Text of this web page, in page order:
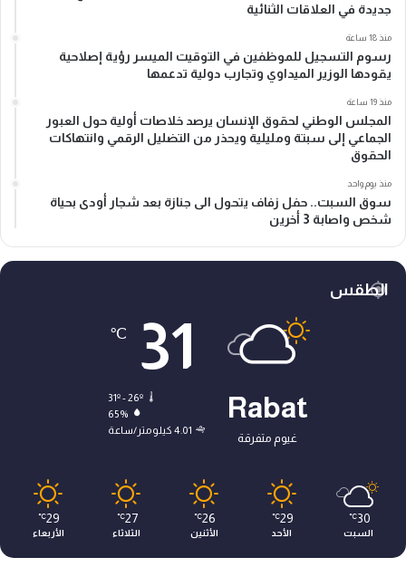
جديدة في العلاقات الثنائية
منذ 18 ساعة
رسوم التسجيل للموظفين في التوقيت الميسر رؤية إصلاحية
يقودها الوزير الميداوي وتجارب دولية تدعمها
منذ 19 ساعة
المجلس الوطني لحقوق الإنسان يرصد خلاصات أولية حول العبور
الجماعي إلى سبتة ومليلية ويحذر من التضليل الرقمي وانتهاكات
الحقوق
منذ يوم واحد
سوق السبت.. حفل زفاف يتحول الى جنازة بعد شجار أودى بحياة
شخص واصابة 3 أخرين
الطقس
Rabat
غيوم متفرقة
31
℃
31º - 26º
65%
4.01 كيلومتر/ساعة
30
℃
السبت
29
℃
الأحد
26
℃
الأثنين
27
℃
الثلاثاء
29
℃
الأربعاء